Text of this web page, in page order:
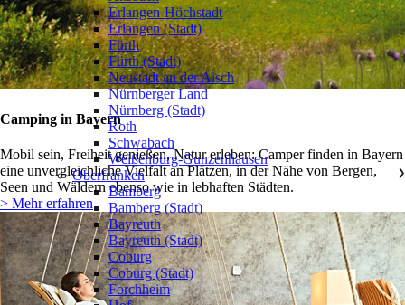
Camping in Bayern
Mobil sein, Freiheit genießen, Natur erleben: Camper finden in Bayern
eine unvergleichliche Vielfalt an Plätzen, in der Nähe von Bergen,
Seen und Wäldern ebenso wie in lebhaften Städten.
> Mehr erfahren
Erlangen-Höchstadt
Erlangen (Stadt)
Fürth
Fürth (Stadt)
Neustadt an der Aisch
Nürnberger Land
Nürnberg (Stadt)
Roth
Schwabach
Weißenburg-Gunzenhausen
Oberfranken
❯
Bamberg
Bamberg (Stadt)
Bayreuth
Bayreuth (Stadt)
Coburg
Coburg (Stadt)
Forchheim